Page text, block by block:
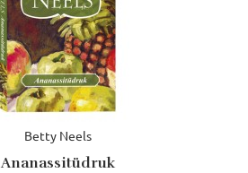
Betty Neels
Ananassitüdruk